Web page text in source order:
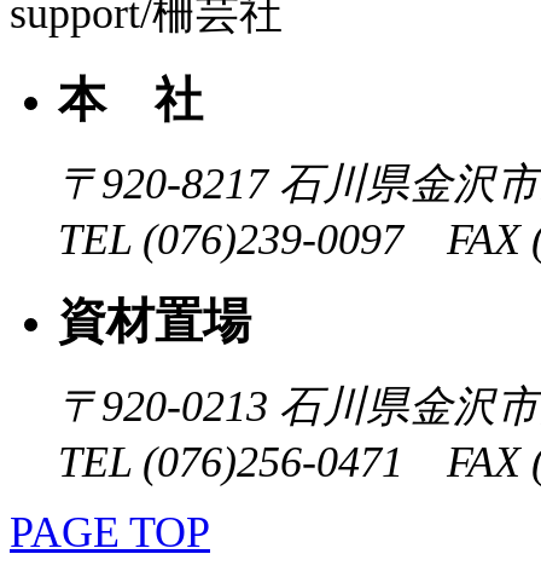
本 社
〒920-8217 石川県金沢
TEL (076)239-0097 FAX
資材置場
〒920-0213 石川県金沢
TEL (076)256-0471 FAX
PAGE TOP